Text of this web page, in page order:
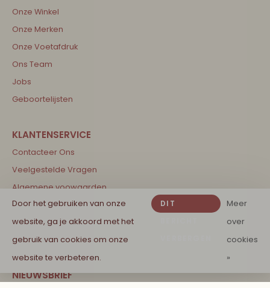
Onze Winkel
Onze Merken
Onze Voetafdruk
Ons Team
Jobs
Geboortelijsten
Contacteer Ons
Veelgestelde Vragen
Algemene voowaarden
Verzendingsbeleid
Retourbeleid
Privacybeleid
Door het gebruiken van onze
website, ga je akkoord met het
gebruik van cookies om onze
website te verbeteren.
DIT
Meer
over
cookies
»